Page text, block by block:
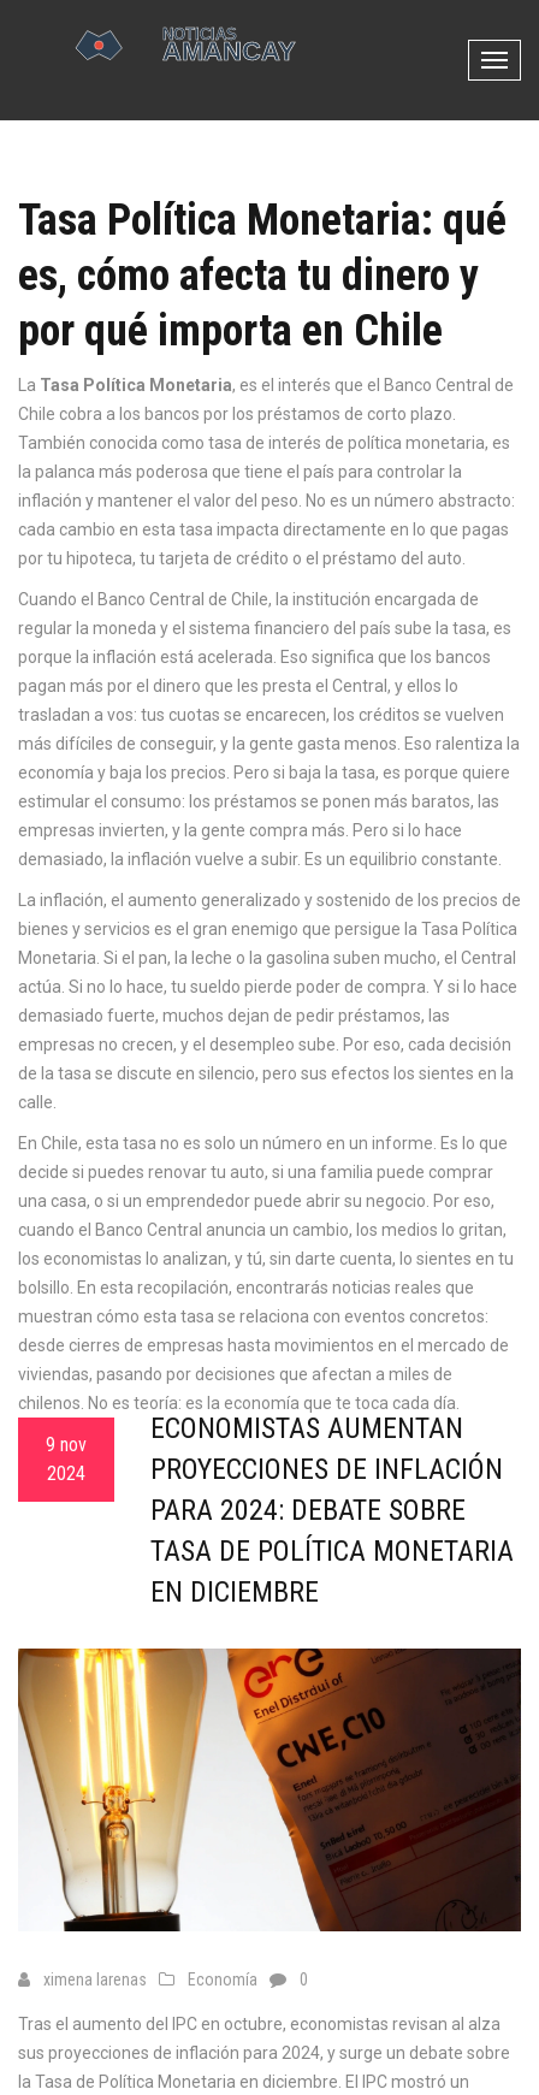
N
v
a
c
e
a
a
n
Tasa Política Monetaria: qué
es, cómo afecta tu dinero y
por qué importa en Chile
La Tasa Política Monetaria, es el interés que el Banco Central de
Chile cobra a los bancos por los préstamos de corto plazo
También conocida como tasa de interés de política monetaria, es
la palanca más poderosa que tiene el país para controlar la
inflación y mantener el valor del peso . No es un número abstracto:
cada cambio en esta tasa impacta directamente en lo que pagas
por tu hipoteca, tu tarjeta de crédito o el préstamo del auto.
Cuando el Banco Central de Chile, la institución encargada de
regular la moneda y el sistema financiero del país sube la tasa, es
porque la inflación está acelerada. Eso significa que los bancos
pagan más por el dinero que les presta el Central, y ellos lo
trasladan a vos: tus cuotas se encarecen, los créditos se vuelven
más difíciles de conseguir, y la gente gasta menos. Eso ralentiza la
economía y baja los precios. Pero si baja la tasa, es porque quiere
estimular el consumo: los préstamos se ponen más baratos, las
empresas invierten, y la gente compra más. Pero si lo hace
demasiado, la inflación vuelve a subir. Es un equilibrio constante.
La inflación, el aumento generalizado y sostenido de los precios de
bienes y servicios es el gran enemigo que persigue la Tasa Política
Monetaria. Si el pan, la leche o la gasolina suben mucho, el Central
actúa. Si no lo hace, tu sueldo pierde poder de compra. Y si lo hace
demasiado fuerte, muchos dejan de pedir préstamos, las
empresas no crecen, y el desempleo sube. Por eso, cada decisión
de la tasa se discute en silencio, pero sus efectos los sientes en la
calle.
En Chile, esta tasa no es solo un número en un informe. Es lo que
decide si puedes renovar tu auto, si una familia puede comprar
una casa, o si un emprendedor puede abrir su negocio. Por eso,
cuando el Banco Central anuncia un cambio, los medios lo gritan,
los economistas lo analizan, y tú, sin darte cuenta, lo sientes en tu
bolsillo. En esta recopilación, encontrarás noticias reales que
muestran cómo esta tasa se relaciona con eventos concretos:
desde cierres de empresas hasta movimientos en el mercado de
viviendas, pasando por decisiones que afectan a miles de
chilenos. No es teoría: es la economía que te toca cada día.
9 nov
2024
ECONOMISTAS AUMENTAN
PROYECCIONES DE INFLACIÓN
PARA 2024: DEBATE SOBRE
TASA DE POLÍTICA MONETARIA
EN DICIEMBRE
ximena larenas Economía 0
Tras el aumento del IPC en octubre, economistas revisan al alza
sus proyecciones de inflación para 2024, y surge un debate sobre
la Tasa de Política Monetaria en diciembre. El IPC mostró un